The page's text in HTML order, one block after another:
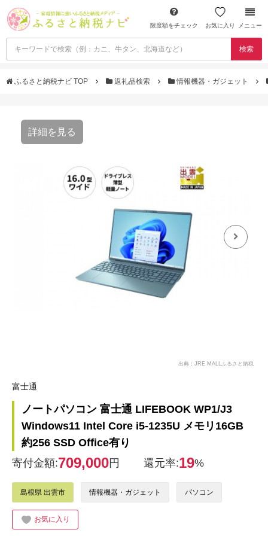
限度額をチェック お気に入り メニュー
検索
ふるさと納税ナビ TOP 返礼品検索 情報機器・ガジェット
詳細を見る
出典：JRE MALLふるさと納税
富士通
ノートパソコン 富士通 LIFEBOOK WP1/J3
Windows11 Intel Core i5-1235U メモリ16GB
約256 SSD Office有り
寄付金額:709,000円 還元率:19%
島根県 出雲市 情報機器・ガジェット パソコン
お気に入り